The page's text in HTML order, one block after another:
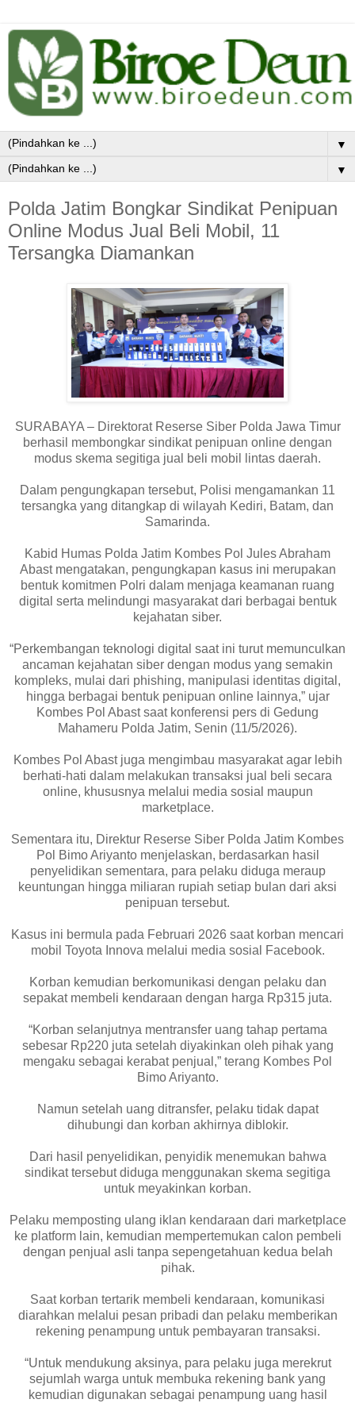
▼
▼
Polda Jatim Bongkar Sindikat Penipuan
Online Modus Jual Beli Mobil, 11
Tersangka Diamankan
SURABAYA – Direktorat Reserse Siber Polda Jawa Timur
berhasil membongkar sindikat penipuan online dengan
modus skema segitiga jual beli mobil lintas daerah.
Dalam pengungkapan tersebut, Polisi mengamankan 11
tersangka yang ditangkap di wilayah Kediri, Batam, dan
Samarinda.
Kabid Humas Polda Jatim Kombes Pol Jules Abraham
Abast mengatakan, pengungkapan kasus ini merupakan
bentuk komitmen Polri dalam menjaga keamanan ruang
digital serta melindungi masyarakat dari berbagai bentuk
kejahatan siber.
“Perkembangan teknologi digital saat ini turut memunculkan
ancaman kejahatan siber dengan modus yang semakin
kompleks, mulai dari phishing, manipulasi identitas digital,
hingga berbagai bentuk penipuan online lainnya,” ujar
Kombes Pol Abast saat konferensi pers di Gedung
Mahameru Polda Jatim, Senin (11/5/2026).
Kombes Pol Abast juga mengimbau masyarakat agar lebih
berhati-hati dalam melakukan transaksi jual beli secara
online, khususnya melalui media sosial maupun
marketplace.
Sementara itu, Direktur Reserse Siber Polda Jatim Kombes
Pol Bimo Ariyanto menjelaskan, berdasarkan hasil
penyelidikan sementara, para pelaku diduga meraup
keuntungan hingga miliaran rupiah setiap bulan dari aksi
penipuan tersebut.
Kasus ini bermula pada Februari 2026 saat korban mencari
mobil Toyota Innova melalui media sosial Facebook.
Korban kemudian berkomunikasi dengan pelaku dan
sepakat membeli kendaraan dengan harga Rp315 juta.
“Korban selanjutnya mentransfer uang tahap pertama
sebesar Rp220 juta setelah diyakinkan oleh pihak yang
mengaku sebagai kerabat penjual,” terang Kombes Pol
Bimo Ariyanto.
Namun setelah uang ditransfer, pelaku tidak dapat
dihubungi dan korban akhirnya diblokir.
Dari hasil penyelidikan, penyidik menemukan bahwa
sindikat tersebut diduga menggunakan skema segitiga
untuk meyakinkan korban.
Pelaku memposting ulang iklan kendaraan dari marketplace
ke platform lain, kemudian mempertemukan calon pembeli
dengan penjual asli tanpa sepengetahuan kedua belah
pihak.
Saat korban tertarik membeli kendaraan, komunikasi
diarahkan melalui pesan pribadi dan pelaku memberikan
rekening penampung untuk pembayaran transaksi.
“Untuk mendukung aksinya, para pelaku juga merekrut
sejumlah warga untuk membuka rekening bank yang
kemudian digunakan sebagai penampung uang hasil